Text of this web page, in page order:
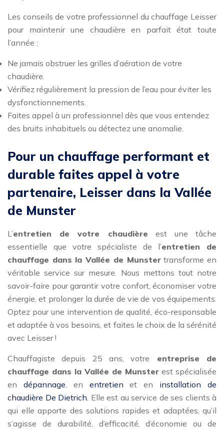
Les conseils de votre professionnel du chauffage Leisser
pour maintenir une chaudière en parfait état toute
l’année :
Ne jamais obstruer les grilles d’aération de votre
chaudière.
Vérifiez régulièrement la pression de l’eau pour éviter les
dysfonctionnements.
Faites appel à un professionnel dès que vous entendez
des bruits inhabituels ou détectez une anomalie.
Pour un chauffage performant et
durable faites appel à votre
partenaire, Leisser dans la Vallée
de Munster
L’entretien de votre chaudière est une tâche
essentielle que votre spécialiste de l’entretien de
chauffage dans la Vallée de Munstertransforme en
véritable service sur mesure. Nous mettons tout notre
savoir-faire pour garantir votre confort, économiser votre
énergie, et prolonger la durée de vie de vos équipements.
Optez pour une intervention de qualité, éco-responsable
et adaptée à vos besoins, et faites le choix de la sérénité
avec Leisser !
Chauffagiste depuis 25 ans, votre entreprise de
chauffage dans la Vallée de Munster est spécialisée
en dépannage, en entretien et en installation de
chaudière De Dietrich. Elle est au service de ses clients à
qui elle apporte des solutions rapides et adaptées, qu’il
s’agisse de durabilité, d’efficacité, d’économie ou de